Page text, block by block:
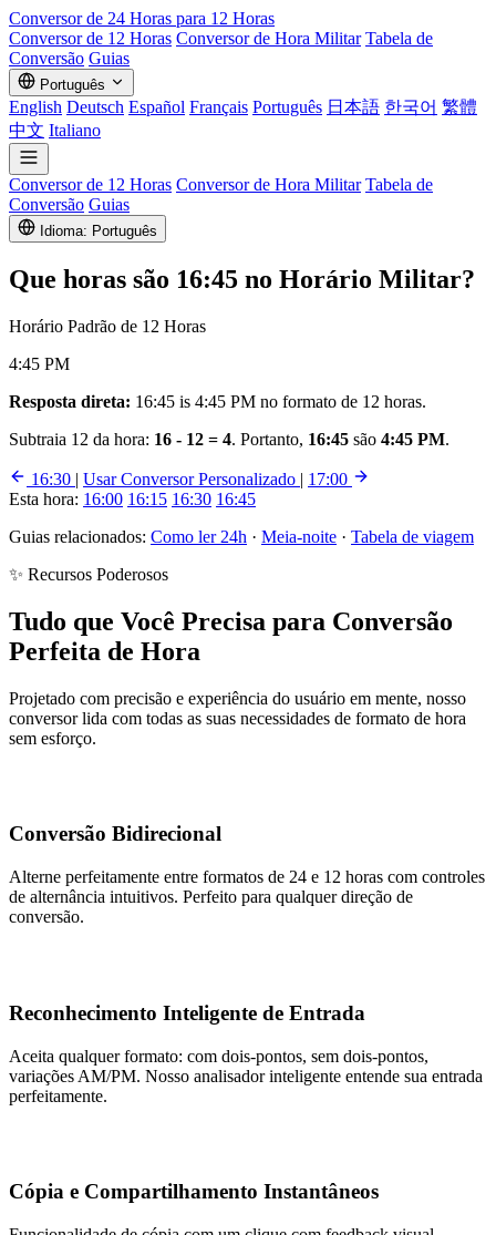
Conversor de 24 Horas para 12 Horas
Conversor de 12 Horas Conversor de Hora Militar Tabela de
Conversão Guias
Português
English Deutsch Español Français Português 日本語 한국어 繁體
中文 Italiano
Conversor de 12 Horas Conversor de Hora Militar Tabela de
Conversão Guias
Idioma: Português
Que horas são 16:45 no Horário Militar?
Horário Padrão de 12 Horas
4:45 PM
Resposta direta: 16:45 is 4:45 PM no formato de 12 horas.
Subtraia 12 da hora: 16 - 12 = 4. Portanto, 16:45 são 4:45 PM.
16:30 | Usar Conversor Personalizado | 17:00
Esta hora: 16:00 16:15 16:30 16:45
Guias relacionados: Como ler 24h · Meia-noite · Tabela de viagem
✨ Recursos Poderosos
Tudo que Você Precisa para Conversão
Perfeita de Hora
Projetado com precisão e experiência do usuário em mente, nosso
conversor lida com todas as suas necessidades de formato de hora
sem esforço.
Conversão Bidirecional
Alterne perfeitamente entre formatos de 24 e 12 horas com controles
de alternância intuitivos. Perfeito para qualquer direção de
conversão.
Reconhecimento Inteligente de Entrada
Aceita qualquer formato: com dois-pontos, sem dois-pontos,
variações AM/PM. Nosso analisador inteligente entende sua entrada
perfeitamente.
Cópia e Compartilhamento Instantâneos